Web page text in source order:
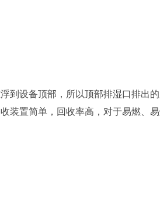
设备顶部，所以顶部排湿口排出的
置简单，回收率高，对于易燃、